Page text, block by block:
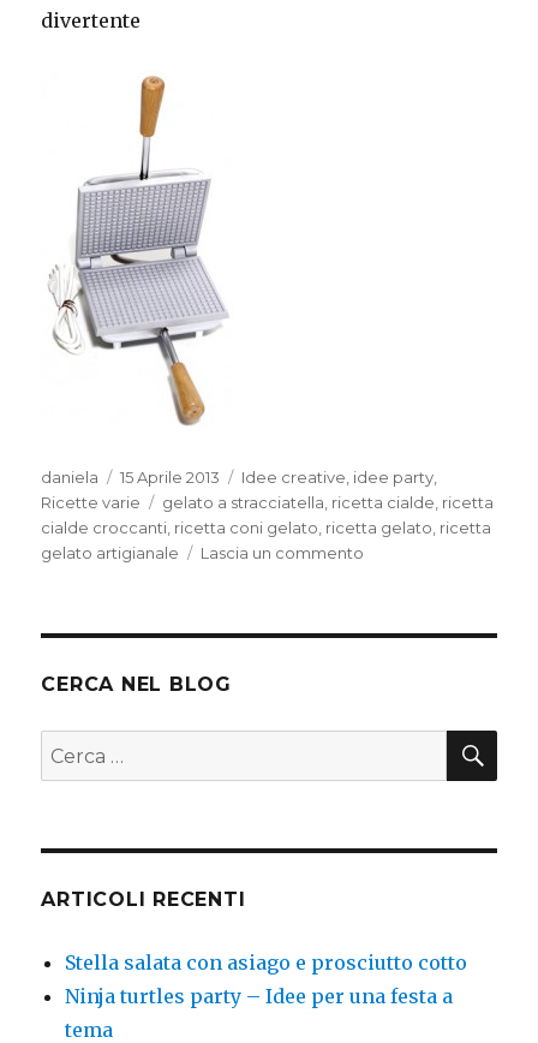
divertente
Autore
daniela
Pubblicato
il
15 Aprile 2013 Categorie
Idee creative idee party
Ricette varie
Tag
gelato a stracciatella ricetta cialde ricetta
cialde croccanti ricetta coni gelato ricetta gelato ricetta
gelato artigianale
Lascia un commento
CERCA NEL BLOG
Cerca:
ARTICOLI RECENTI
Stella salata con asiago e prosciutto cotto
Ninja turtles party – Idee per una festa a
tema